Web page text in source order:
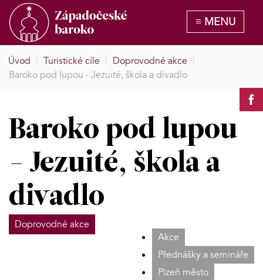
Úvod | Turistické cíle | Doprovodné akce |
Baroko pod lupou - Jezuité, škola a divadlo
Baroko pod lupou
- Jezuité, škola a
divadlo
Doprovodné akce
Akce
Přednášky a semináře
Plzeň město